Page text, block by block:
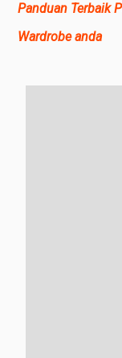
Panduan Terbaik
Wardrobe anda